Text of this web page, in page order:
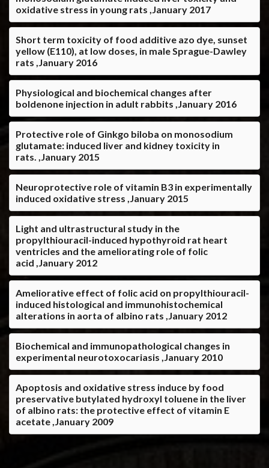
oxidative stress in young rats ,January 2017
Short term toxicity of food additive azo dye, sunset
yellow (E110), at low doses, in male Sprague-Dawley
rats ,January 2016
Physiological and biochemical changes after
boldenone injection in adult rabbits ,January 2016
Protective role of Ginkgo biloba on monosodium
glutamate: induced liver and kidney toxicity in
rats. ,January 2015
Neuroprotective role of vitamin B3 in experimentally
induced oxidative stress ,January 2015
Light and ultrastructural study in the
propylthiouracil-induced hypothyroid rat heart
ventricles and the ameliorating role of folic
acid ,January 2012
Ameliorative effect of folic acid on propylthiouracil-
induced histological and immunohistochemical
alterations in aorta of albino rats ,January 2012
Biochemical and immunopathological changes in
experimental neurotoxocariasis ,January 2010
Apoptosis and oxidative stress induce by food
preservative butylated hydroxyl toluene in the liver
of albino rats: the protective effect of vitamin E
acetate ,January 2009